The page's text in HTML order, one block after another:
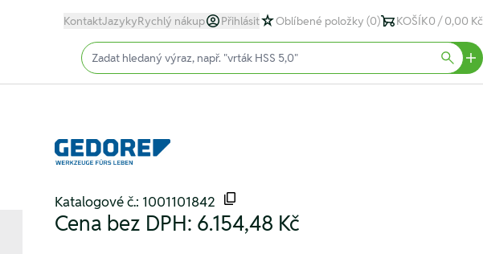
KontaktJazykyRychlý nákup Přihlásit Oblíbené položky (0) KOŠÍK0 / 0,00 Kč
Input (text)
Katalogové č.: 1001101842
Cena bez DPH: 6.154,48 Kč